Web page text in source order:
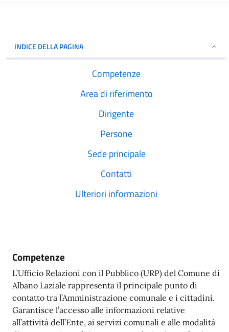
INDICE DELLA PAGINA
Competenze
Area di riferimento
Dirigente
Persone
Sede principale
Contatti
Ulteriori informazioni
Competenze
L’Ufficio Relazioni con il Pubblico (URP) del Comune di
Albano Laziale rappresenta il principale punto di
contatto tra l’Amministrazione comunale e i cittadini.
Garantisce l’accesso alle informazioni relative
all’attività dell’Ente, ai servizi comunali e alle modalità